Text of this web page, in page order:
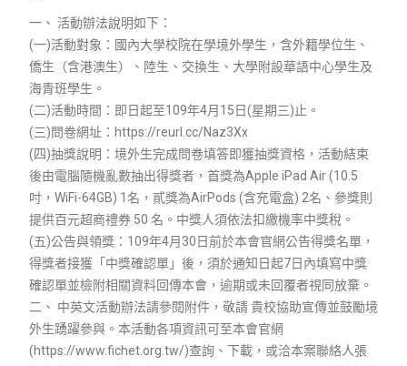
一、 活動辦法說明如下：
(一)活動對象：國內大學校院在學境外學生，含外籍學位生、
僑生（含港澳生）、陸生、交換生、大學附設華語中心學生及
海青班學生。
(二)活動時間：即日起至109年4月15日(星期三)止。
(三)問卷網址：https://reurl.cc/Naz3Xx
(四)抽獎說明：境外生完成問卷填答即獲抽獎資格，活動結束
後由電腦隨機亂數抽出得獎者，首獎為Apple iPad Air (10.5
吋，WiFi-64GB) 1名，貳獎為AirPods (含充電盒) 2名、參獎則
提供百元超商禮券 50 名。中獎人須依法扣繳機率中獎稅。
(五)公告與領獎：109年4月30日前於本會官網公告得獎名單，
得獎者接獲「中獎確認單」後，須於通知日起7日內填寫中獎
確認單並檢附相關資料回傳本會，逾期或未回覆者視同放棄。
二、 中英文活動辦法請參閱附件，敬請 貴校協助宣傳並鼓勵境
外生踴躍參與。本活動各項資訊可至本會官網
(https://www.fichet.org.tw/)查詢、下載，或洽本案聯絡人張